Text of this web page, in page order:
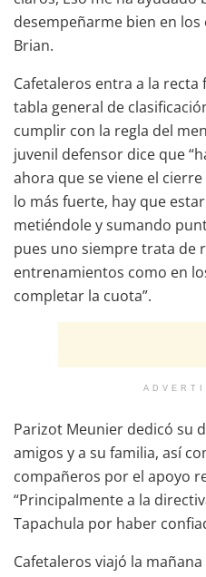
desempeñarme bien en los
Brian.
Cafetaleros entra a la recta
tabla general de
cumplir con la regla del
juvenil defensor dice que
ahora que se viene el
lo más fuerte, hay que
metiéndole y sumando
pues uno siempre trata de
entrenamientos como en
completar la cuota”.
Parizot Meunier dedicó su
amigos y a su familia, así
compañeros por el apoyo
“Principalmente a la
Tapachula por haber
Cafetaleros viajó la